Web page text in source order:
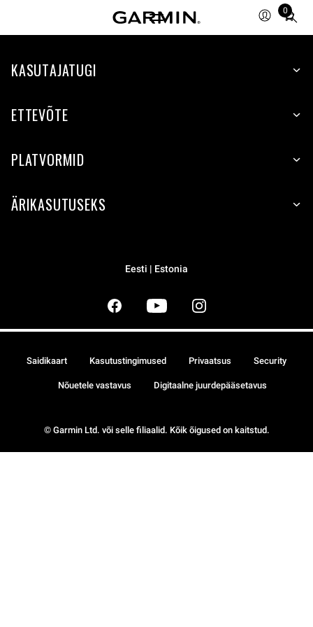
0
Total
items
cart:
KASUTAJATUGI
ETTEVÕTE
PLATVORMID
ÄRIKASUTUSEKS
Eesti | Estonia
© Garmin Ltd. või selle filiaalid. Kõik õigused on kaitstud.
Saidikaart Kasutustingimused Privaatsus Security
Nõuetele vastavus Digitaalne juurdepääsetavus